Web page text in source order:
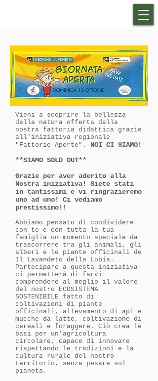
Vieni a scoprire la bellezza
della natura offerta dalla
nostra fattoria didattica grazie
all'iniziativa regionale
"Fattorie Aperte”. NOI CI SIAMO!
**SIAMO SOLD OUT**
Grazie per aver aderito alla
Nostra iniziativa! Siete stati
in tantissimi e vi ringrazieremo
uno ad uno! Ci vediamo
prestissimo!!
Abbiamo pensato di condividere
con te e con tutta la tua
famiglia un momento speciale da
trascorrere tra gli animali, gli
alberi e le piante officinali de
Il Lavandeto della Lobia.
Partecipare a questa iniziativa
ci permetterà di farvi
comprendere al meglio il valore
del nostro ECOSISTEMA
SOSTENIBILE fatto di
coltivazioni di piante
officinali, allevamento di api e
mucche da latte, coltivazione di
cereali e foraggere. Ciò crea le
basi per un’agricoltura
circolare, capace di innovare
rispettando le tradizioni e la
cultura rurale del nostro
territorio, senza pesare sul
pianeta.